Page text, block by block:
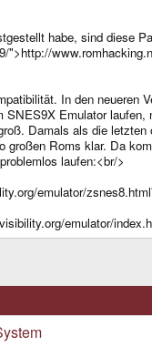
habe, sind diese
In den
Emulator
Damals als die
großen Roms klar. Da
laufen:<br/>
emulator/
emulator/